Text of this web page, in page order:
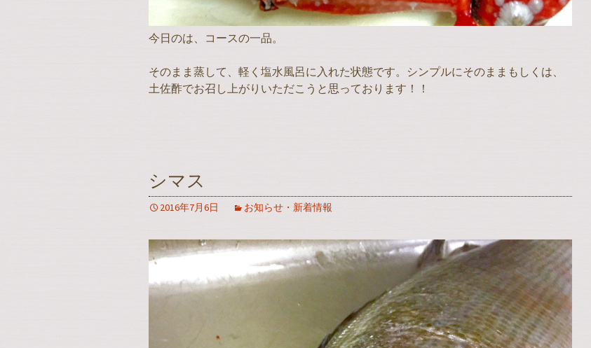
今日のは、コースの一品。
そのまま蒸して、軽く塩水風呂に入れた状態です。シンプルにそのままもしくは、
土佐酢でお召し上がりいただこうと思っております！！
シマス
2016年7月6日 お知らせ・新着情報